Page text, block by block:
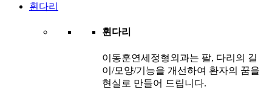
휜다리
휜다리
이동훈연세정형외과는 팔, 다리의 길
이/모양/기능을 개선하여 환자의 꿈을
현실로 만들어 드립니다.